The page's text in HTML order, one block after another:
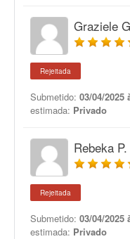
Graziele
Rejeitada
Submetido: 03/04/2025
estimada: Privado
Rebeka P.
Rejeitada
Submetido: 03/04/2025
estimada: Privado